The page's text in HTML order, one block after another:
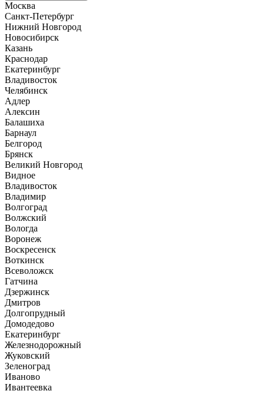
Москва
Санкт-Петербург
Нижний Новгород
Новосибирск
Казань
Краснодар
Екатеринбург
Владивосток
Челябинск
Адлер
Алексин
Балашиха
Барнаул
Белгород
Брянск
Великий Новгород
Видное
Владивосток
Владимир
Волгоград
Волжский
Вологда
Воронеж
Воскресенск
Воткинск
Всеволожск
Гатчина
Дзержинск
Дмитров
Долгопрудный
Домодедово
Екатеринбург
Железнодорожный
Жуковский
Зеленоград
Иваново
Ивантеевка